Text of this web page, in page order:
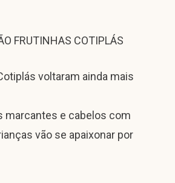
FRUTINHAS COTIPLÁS
voltaram ainda mais
marcantes e cabelos com
vão se apaixonar por